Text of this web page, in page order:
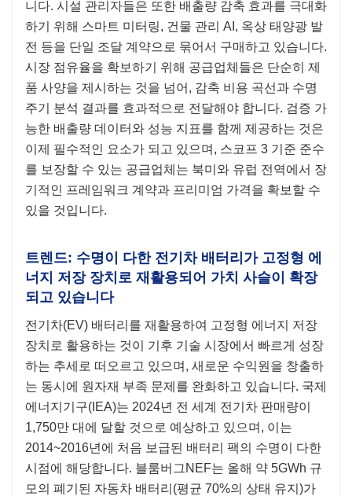
니다. 시설 관리자들은 또한 배출량 감축 효과를 극대화
하기 위해 스마트 미터링, 건물 관리 AI, 옥상 태양광 발
전 등을 단일 조달 계약으로 묶어서 구매하고 있습니다.
시장 점유율을 확보하기 위해 공급업체들은 단순히 제
품 사양을 제시하는 것을 넘어, 감축 비용 곡선과 수명
주기 분석 결과를 효과적으로 전달해야 합니다. 검증 가
능한 배출량 데이터와 성능 지표를 함께 제공하는 것은
이제 필수적인 요소가 되고 있으며, 스코프 3 기준 준수
를 보장할 수 있는 공급업체는 북미와 유럽 전역에서 장
기적인 프레임워크 계약과 프리미엄 가격을 확보할 수
있을 것입니다.
트렌드: 수명이 다한 전기차 배터리가 고정형 에
너지 저장 장치로 재활용되어 가치 사슬이 확장
되고 있습니다
전기차(EV) 배터리를 재활용하여 고정형 에너지 저장
장치로 활용하는 것이 기후 기술 시장에서 빠르게 성장
하는 추세로 떠오르고 있으며, 새로운 수익원을 창출하
는 동시에 원자재 부족 문제를 완화하고 있습니다. 국제
에너지기구(IEA)는 2024년 전 세계 전기차 판매량이
1,750만 대에 달할 것으로 예상하고 있으며, 이는
2014~2016년에 처음 보급된 배터리 팩의 수명이 다한
시점에 해당합니다. 블룸버그NEF는 올해 약 5GWh 규
모의 폐기된 자동차 배터리(평균 70%의 상태 유지)가